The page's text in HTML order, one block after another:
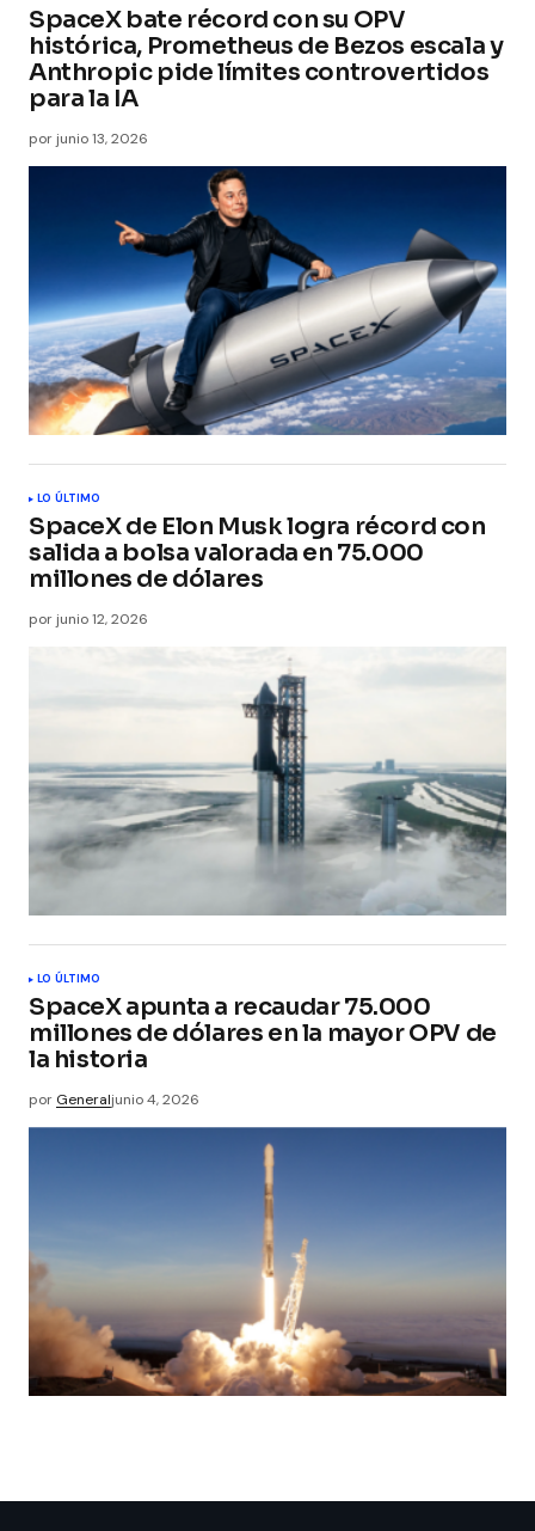
SpaceX bate récord con su OPV
histórica, Prometheus de Bezos escala y
Anthropic pide límites controvertidos
para la IA
por junio 13, 2026
LO ÚLTIMO
SpaceX de Elon Musk logra récord con
salida a bolsa valorada en 75.000
millones de dólares
por junio 12, 2026
LO ÚLTIMO
SpaceX apunta a recaudar 75.000
millones de dólares en la mayor OPV de
la historia
por Generaljunio 4, 2026